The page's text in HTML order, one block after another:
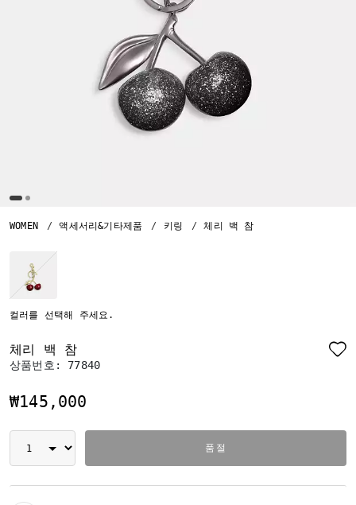
WOMEN 액세서리&기타제품 키링 체리 백 참
컬러를 선택해 주세요.
체리 백 참
상품번호: 77840
₩145,000
품절